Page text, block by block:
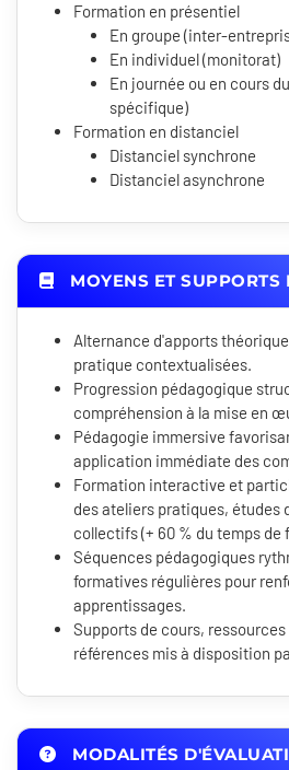
Formation en présentiel
En groupe (inter-
En individuel (monitorat)
En journée ou en cours
spécifique)
Formation en distanciel
Distanciel synchrone
Distanciel asynchrone
MOYENS ET SUPPORTS
Alternance d'apports
pratique contextualisées.
Progression pédagogique
compréhension à la mise en
Pédagogie immersive
application immédiate des
Formation interactive et
des ateliers pratiques, études
collectifs (+ 60 % du temps de
Séquences pédagogiques
formatives régulières pour
apprentissages.
Supports de cours,
références mis à disposition
MODALITÉS